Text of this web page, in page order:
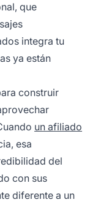
que
integra tu
ya están
construir
un afiliado
esa
del
con sus
diferente a un